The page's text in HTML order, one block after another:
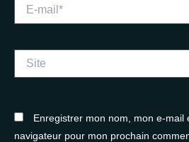
mail*
Site
Enregistrer mon nom, mon e-mail
navigateur pour mon prochain